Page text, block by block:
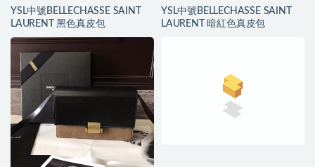
YSL中號BELLECHASSE SAINT
LAURENT 黑色真皮包
YSL中號BELLECHASSE SAINT
LAURENT 暗紅色真皮包